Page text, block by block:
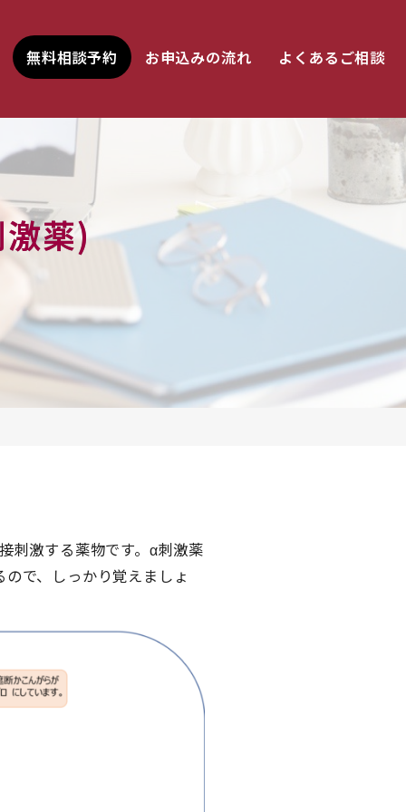
無料相談予約 お申込みの流れ よくあるご相談
薬)
刺激する薬物です。α刺激薬
で、しっかり覚えましょ